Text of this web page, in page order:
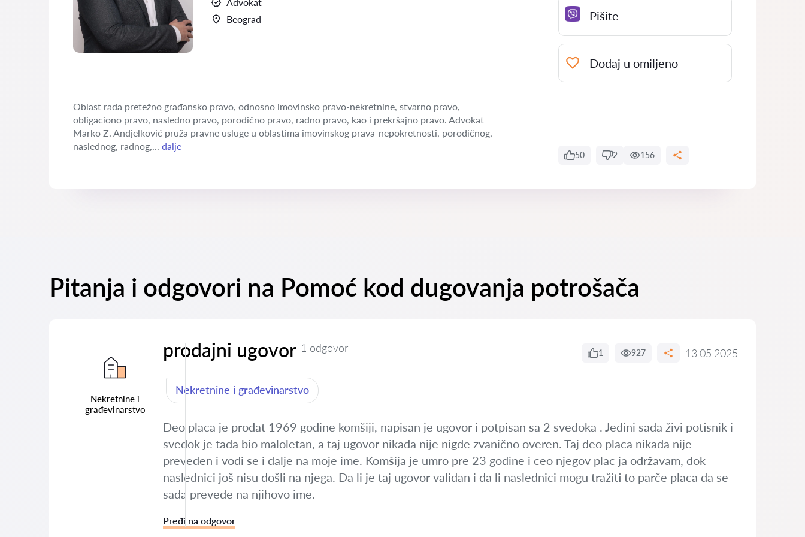
Beograd
Oblast rada pretežno građansko pravo, odnosno imovinsko pravo-nekretnine, stvarno pravo,
obligaciono pravo, nasledno pravo, porodično pravo, radno pravo, kao i prekršajno pravo. Advokat
Marko Z. Andjelković pruža pravne usluge u oblastima imovinskog prava-nepokretnosti, porodičnog,
naslednog, radnog,... dalje
Pišite
Dodaj u omiljeno
50 2 156
Pitanja i odgovori na Pomoć kod dugovanja potrošača
Nekretnine i
građevinarstvo
prodajni ugovor 1 odgovor 1 927 13.05.2025
Nekretnine i građevinarstvo
Deo placa je prodat 1969 godine komšiji, napisan je ugovor i potpisan sa 2 svedoka . Jedini sada živi potisnik i
svedok je tada bio maloletan, a taj ugovor nikada nije nigde zvanično overen. Taj deo placa nikada nije
preveden i vodi se i dalje na moje ime. Komšija je umro pre 23 godine i ceo njegov plac ja održavam, dok
naslednici još nisu došli na njega. Da li je taj ugovor validan i da li naslednici mogu tražiti to parče placa da se
sada prevede na njihovo ime.
Pređi na odgovor